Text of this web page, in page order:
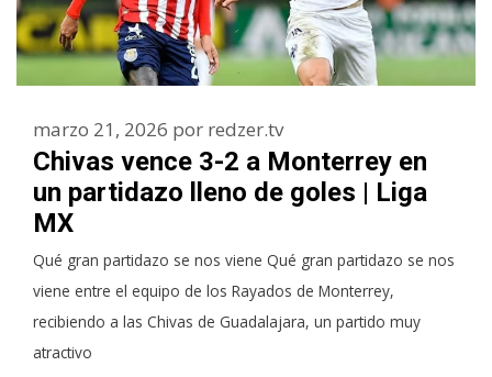
Chivas vence 3-2 a Monterrey en
un partidazo lleno de goles | Liga
MX
marzo 21, 2026 por redzer.tv
Qué gran partidazo se nos viene Qué gran partidazo se nos
viene entre el equipo de los Rayados de Monterrey,
recibiendo a las Chivas de Guadalajara, un partido muy
atractivo